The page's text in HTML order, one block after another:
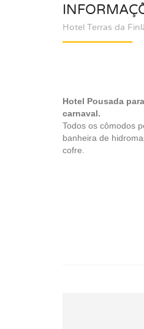
Hotel Terras da
Hotel Pousada
carnaval.
Todos os cômodos
banheira de
cofre.